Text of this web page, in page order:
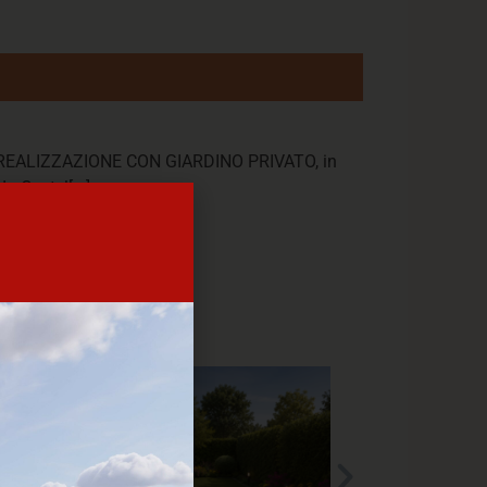
CON GIARDINO PRIVATO, in
Castel[...]